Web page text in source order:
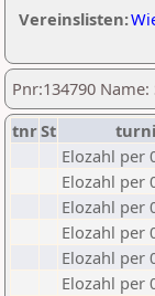
Vereinslisten:
Pnr:134790
tnrSt
Elozahl per
Elozahl per
Elozahl per
Elozahl per
Elozahl per
Elozahl per